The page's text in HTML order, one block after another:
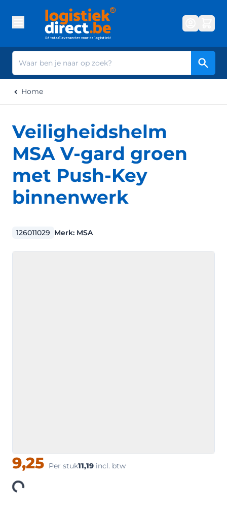
Zoek
Home
Veiligheidshelm
MSA V-gard groen
met Push-Key
binnenwerk
126011029 Merk: MSA
9,25 Per stuk11,19 incl. btw